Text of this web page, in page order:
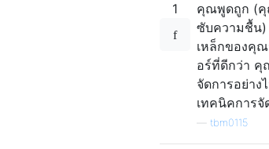
1
คุณพูดถูก (คุ
ซับความชื้น)
เหล็กของคุ
อร์ที่ดีกว่า คุ
จัดการอย่าง
เทคนิคการจั
tbm0115